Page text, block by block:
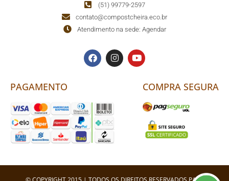
(51) 99779-2597
contato@compostcheira.eco.br
Atendimento na sede: Agendar
PAGAMENTO COMPRA SEGURA